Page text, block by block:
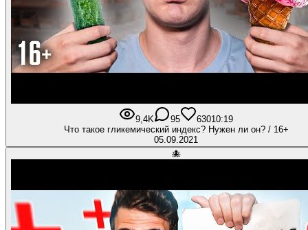
9,4K 95 63010:19
Что такое гликемический индекс? Нужен ли он? / 16+
05.09.2021
🐙